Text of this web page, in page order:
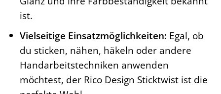
ist.
Vielseitige Einsatzmöglichkeiten: Egal, ob
du sticken, nähen, häkeln oder andere
Handarbeitstechniken anwenden
möchtest, der Rico Design Sticktwist ist die